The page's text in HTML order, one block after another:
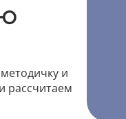
и
рассчитаем